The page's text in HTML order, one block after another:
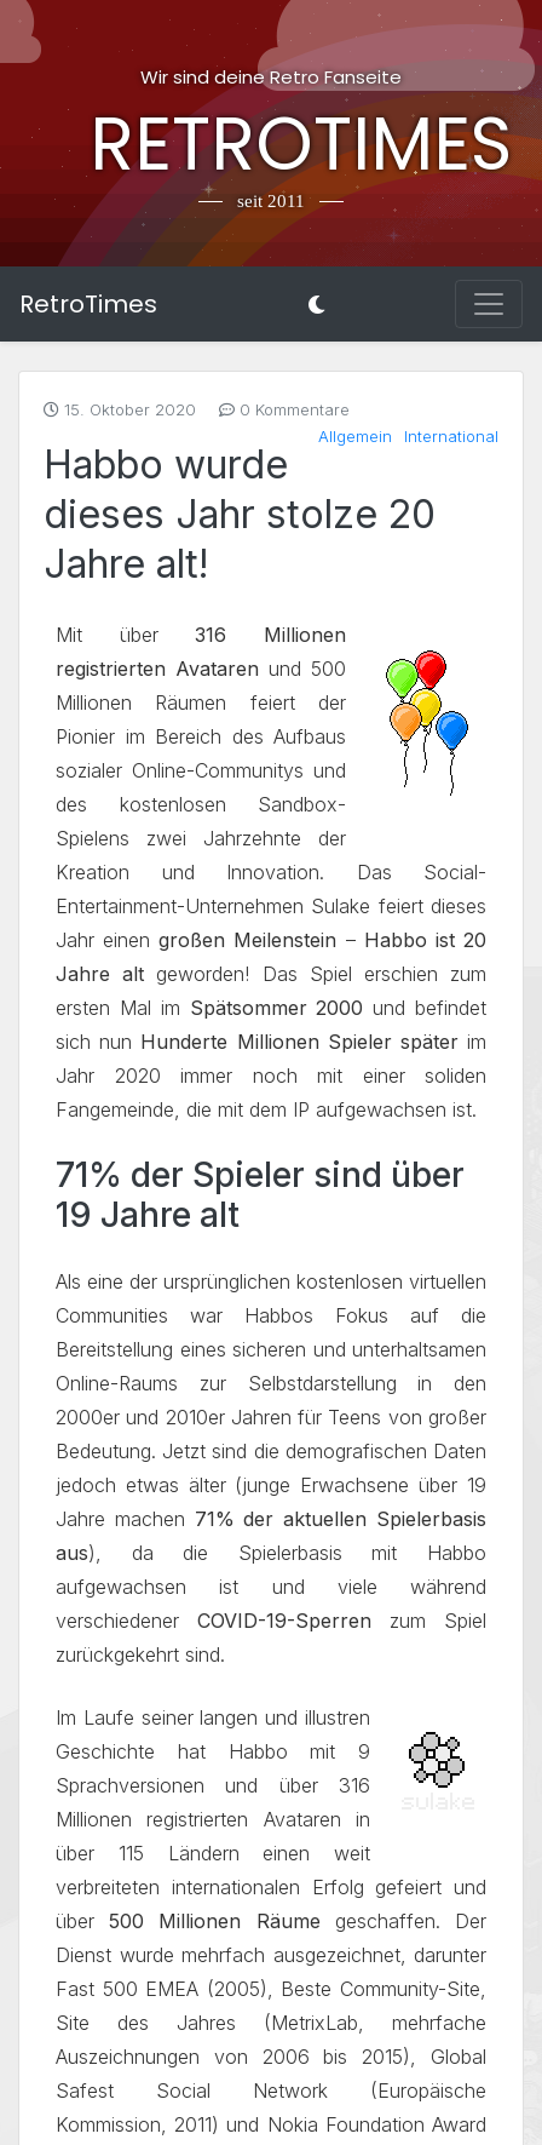
Wir sind deine Retro Fanseite
RETROTIMES
seit 2011
RetroTimes
15. Oktober 2020
0 Kommentare
Allgemein
International
Habbo wurde
dieses Jahr stolze 20
Jahre alt!
Mit über316 Millionen
registrierten Avataren und 500
Millionen Räumen feiert der
Pionier im Bereich des Aufbaus
sozialer Online-Communitys und
des kostenlosen Sandbox-
Spielens zwei Jahrzehnte der
Kreation und Innovation. Das Social-
Entertainment-Unternehmen Sulake feiert dieses
Jahr einen großen Meilenstein – Habbo ist 20
Jahre alt geworden! Das Spiel erschien zum
ersten Mal im Spätsommer 2000 und befindet
sich nun Hunderte Millionen Spieler späterim
Jahr 2020 immer noch mit einer soliden
Fangemeinde, die mit dem IP aufgewachsen ist.
71% der Spieler sind über
19 Jahre alt
Als eine der ursprünglichen kostenlosen virtuellen
Communities war Habbos Fokus auf die
Bereitstellung eines sicheren und unterhaltsamen
Online-Raums zur Selbstdarstellung in den
2000er und 2010er Jahren für Teens von großer
Bedeutung. Jetzt sind die demografischen Daten
jedoch etwas älter (junge Erwachsene über 19
Jahre machen 71% der aktuellen Spielerbasis
aus), da die Spielerbasis mit Habbo
aufgewachsen ist und viele während
verschiedener COVID-19-Sperren zum Spiel
zurückgekehrt sind.
Im Laufe seiner langen und illustren
Geschichte hat Habbo mit 9
Sprachversionen und über 316
Millionen registrierten Avataren in
über 115 Ländern einen weit
verbreiteten internationalen Erfolg gefeiert und
über500 Millionen Räume geschaffen. Der
Dienst wurde mehrfach ausgezeichnet, darunter
Fast 500 EMEA (2005), Beste Community-Site,
Site des Jahres (MetrixLab, mehrfache
Auszeichnungen von 2006 bis 2015), Global
Safest Social Network (Europäische
Kommission, 2011) und Nokia Foundation Award